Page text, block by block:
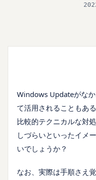
Windows Updateがな
て活用されることもあ
比較的テクニカルな対
しづらいといったイメ
いでしょうか？
なお、実際は手順さえ